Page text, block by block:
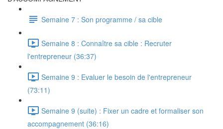
Semaine 7 : Son programme / sa cible
Semaine 8 : Connaître sa cible : Recruter
l'entrepreneur (36:37)
Semaine 9 : Evaluer le besoin de l'entrepreneur
(73:11)
Semaine 9 (suite) : Fixer un cadre et formaliser son
accompagnement (36:16)